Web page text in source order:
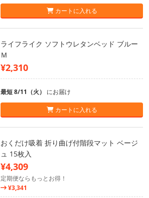
カートに入れる
ライフライク ソフトウレタンベッド ブルー
Ｍ
¥2,310
最短 8/11（火） にお届け
カートに入れる
おくだけ吸着 折り曲げ付階段マット ベージ
ュ 15枚入
¥4,309
定期便ならもっとお得！
¥3,341